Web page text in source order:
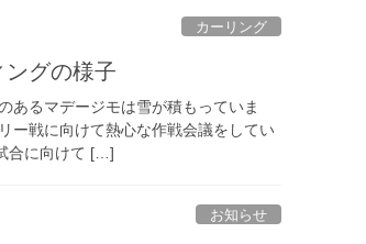
カーリング
グの様子
あるマデージモは雪が積もっていま
ー戦に向けて熱心な作戦会議をしてい
合に向けて […]
お知らせ